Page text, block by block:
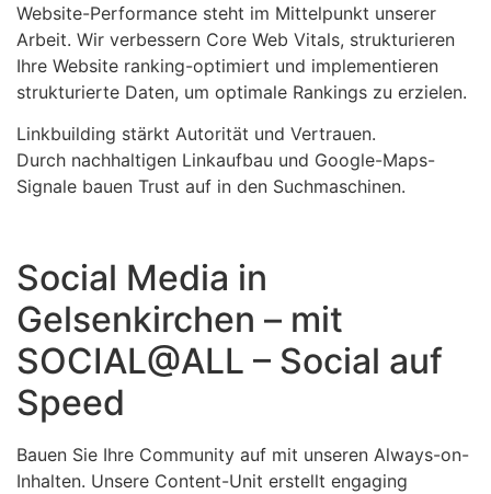
Website-Performance steht im Mittelpunkt unserer
Arbeit. Wir verbessern Core Web Vitals, strukturieren
Ihre Website ranking-optimiert und implementieren
strukturierte Daten, um optimale Rankings zu erzielen.
Linkbuilding stärkt Autorität und Vertrauen.
Durch nachhaltigen Linkaufbau und Google-Maps-
Signale bauen Trust auf in den Suchmaschinen.
Social Media in
Gelsenkirchen – mit
SOCIAL@ALL – Social auf
Speed
Bauen Sie Ihre Community auf mit unseren Always-on-
Inhalten. Unsere Content-Unit erstellt engaging